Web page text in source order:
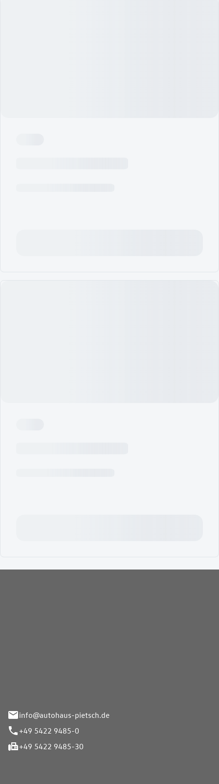
info@autohaus-pietsch.de
+49 5422 9485-0
+49 5422 9485-30